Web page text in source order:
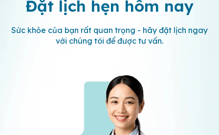
Đặt lịch hẹn hôm nay
Sức khỏe của bạn rất quan trọng - hãy đặt lịch ngay
với chúng tôi để được tư vấn.